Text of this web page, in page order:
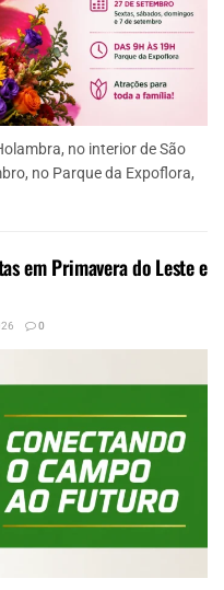
no interior de São
no Parque da Expoflora,
em Primavera do Leste e
0